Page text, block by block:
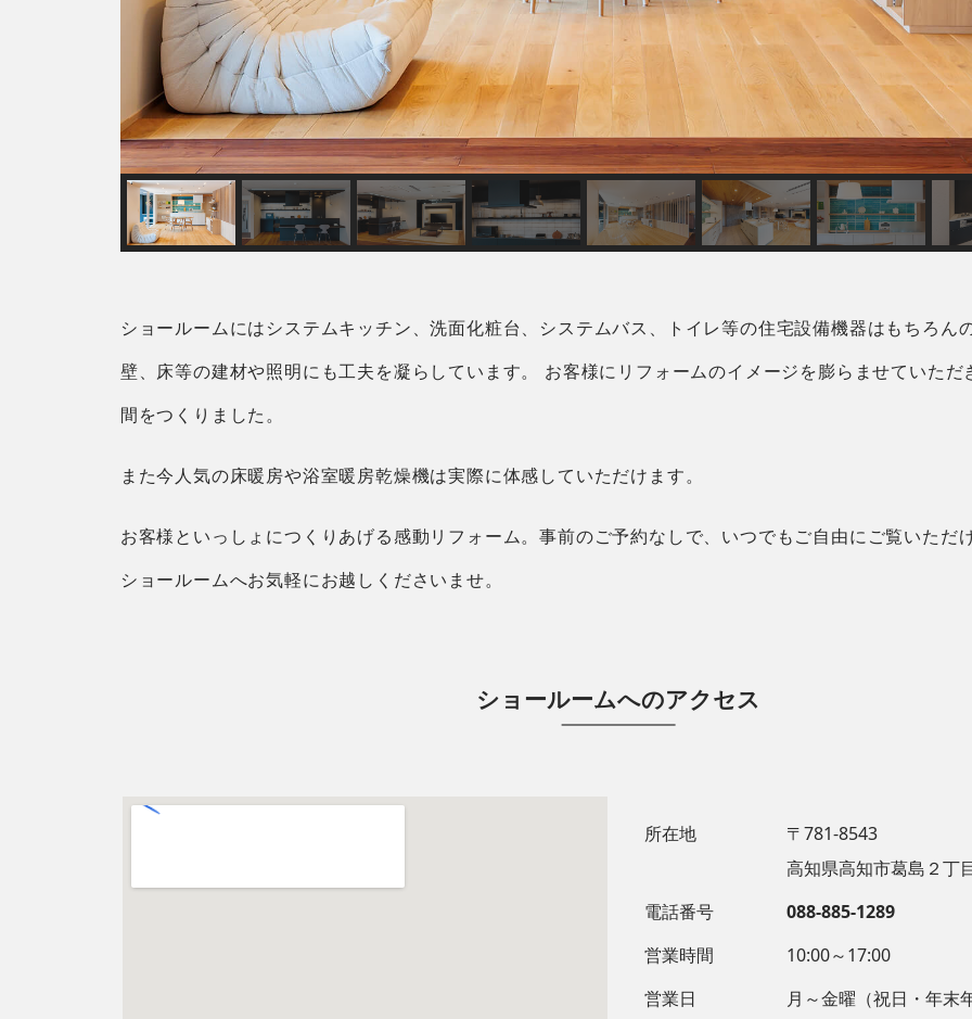
ショールームにはシステムキッチン、洗面化粧台、システムバス、トイレ等の住宅設備機器はもちろん
壁、床等の建材や照明にも工夫を凝らしています。 お客様にリフォームのイメージを膨らませていただ
間をつくりました。
また今人気の床暖房や浴室暖房乾燥機は実際に体感していただけます。
お客様といっしょにつくりあげる感動リフォーム。事前のご予約なしで、いつでもご自由にご覧いただ
ショールームへお気軽にお越しくださいませ。
ショールームへのアクセス
所在地
〒781-8543
高知県高知市葛島２丁
電話番号
088-885-1289
営業時間
10:00～17:00
営業日
月～金曜（祝日・年末